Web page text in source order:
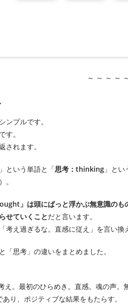
～ ～ ～ ～ ～
ンプルです。
す。
されます。
」という単語と「思考：thinking 」と
。
」は頭にぱっと浮かぶ無意識のも
せていくことだと言います。
考え過ぎるな。直感に従え」を言い換
「思考」の違いをまとめました。
え。最初のひらめき。直感。魂の声。
り、ポジティブな結果をもたらす。